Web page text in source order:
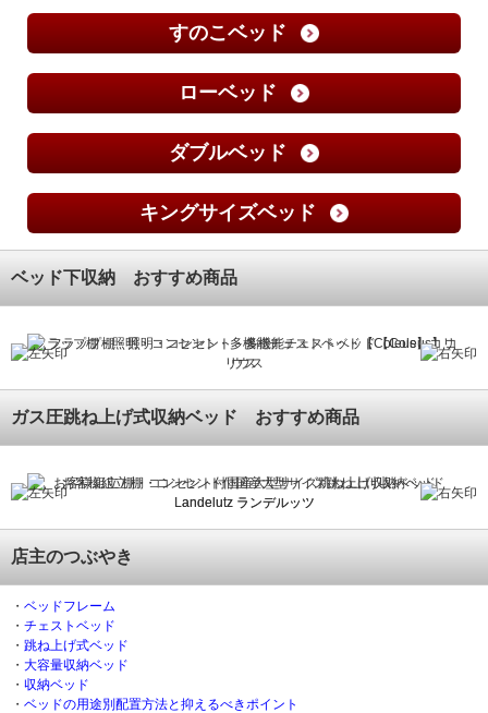
すのこベッド
ローベッド
ダブルベッド
キングサイズベッド
ベッド下収納 おすすめ商品
フラップ棚・照明・コンセント・多機能チェストベッド【Coleus】コリ
ウス
ガス圧跳ね上げ式収納ベッド おすすめ商品
お客様組立 棚・コンセント付国産大型サイズ跳ね上げ収納ベッド
Landelutz ランデルッツ
組
店主のつぶやき
・ ベッドフレーム
・ チェストベッド
・ 跳ね上げ式ベッド
・ 大容量収納ベッド
・ 収納ベッド
・ ベッドの用途別配置方法と抑えるべきポイント